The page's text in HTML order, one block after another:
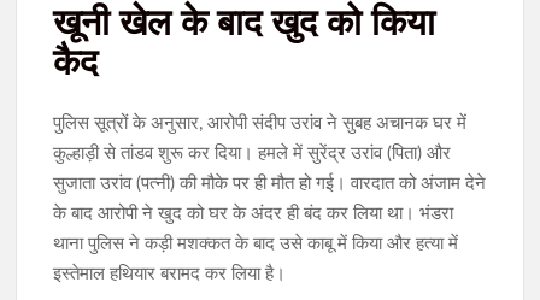
खूनी खेल के बाद खुद को किया
कैद
पुलिस सूत्रों के अनुसार, आरोपी संदीप उरांव ने सुबह अचानक घर में
कुल्हाड़ी से तांडव शुरू कर दिया। हमले में सुरेंद्र उरांव (पिता) और
सुजाता उरांव (पत्नी) की मौके पर ही मौत हो गई। वारदात को अंजाम देने
के बाद आरोपी ने खुद को घर के अंदर ही बंद कर लिया था। भंडरा
थाना पुलिस ने कड़ी मशक्कत के बाद उसे काबू में किया और हत्या में
इस्तेमाल हथियार बरामद कर लिया है।